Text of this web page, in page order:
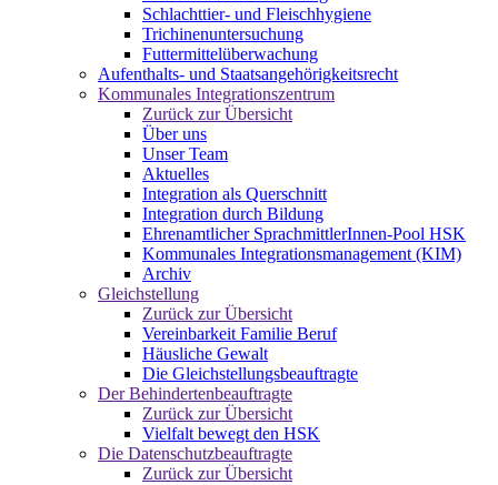
Schlachttier- und Fleischhygiene
Trichinenuntersuchung
Futtermittelüberwachung
Aufenthalts- und Staatsangehörigkeitsrecht
Kommunales Integrationszentrum
Zurück zur Übersicht
Über uns
Unser Team
Aktuelles
Integration als Querschnitt
Integration durch Bildung
Ehrenamtlicher SprachmittlerInnen-Pool HSK
Kommunales Integrationsmanagement (KIM)
Archiv
Gleichstellung
Zurück zur Übersicht
Vereinbarkeit Familie Beruf
Häusliche Gewalt
Die Gleichstellungsbeauftragte
Der Behindertenbeauftragte
Zurück zur Übersicht
Vielfalt bewegt den HSK
Die Datenschutzbeauftragte
Zurück zur Übersicht